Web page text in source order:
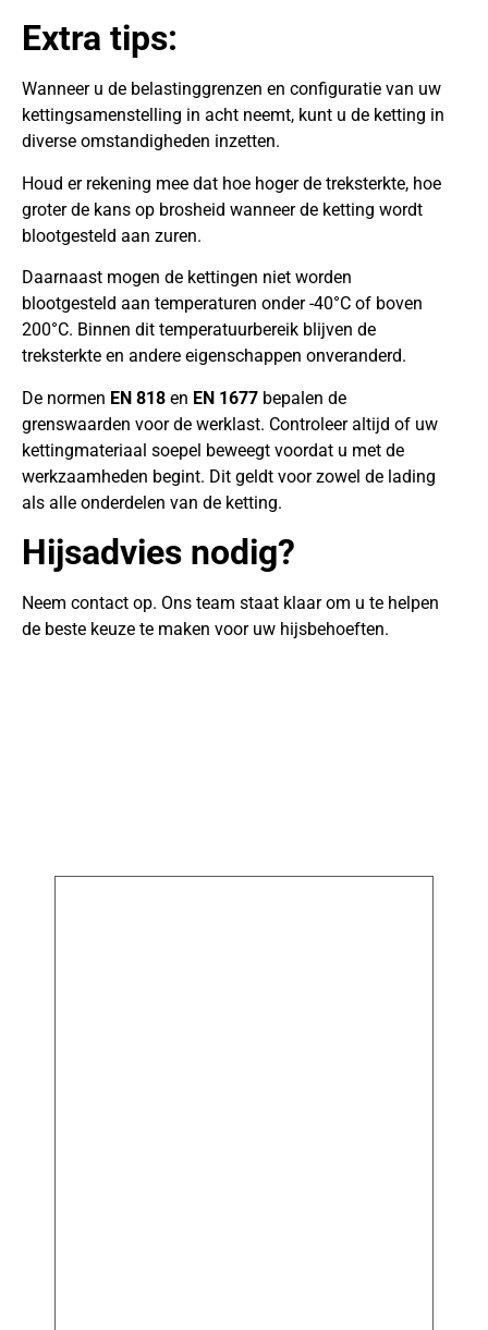
Extra tips:
Wanneer u de belastinggrenzen en configuratie van uw
kettingsamenstelling in acht neemt, kunt u de ketting in
diverse omstandigheden inzetten.
Houd er rekening mee dat hoe hoger de treksterkte, hoe
groter de kans op brosheid wanneer de ketting wordt
blootgesteld aan zuren.
Daarnaast mogen de kettingen niet worden
blootgesteld aan temperaturen onder -40°C of boven
200°C. Binnen dit temperatuurbereik blijven de
treksterkte en andere eigenschappen onveranderd.
De normen EN 818 en EN 1677 bepalen de
grenswaarden voor de werklast. Controleer altijd of uw
kettingmateriaal soepel beweegt voordat u met de
werkzaamheden begint. Dit geldt voor zowel de lading
als alle onderdelen van de ketting.
Hijsadvies nodig?
Neem contact op. Ons team staat klaar om u te helpen
de beste keuze te maken voor uw hijsbehoeften.